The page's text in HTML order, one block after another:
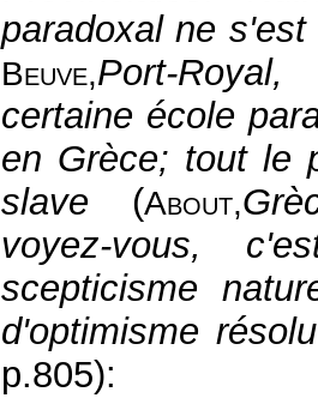
paradoxal ne
Beuve,Port-
certaine école
en Grèce; tout le
slave (About,
voyez-vous,
scepticisme
d'optimisme
p.805):